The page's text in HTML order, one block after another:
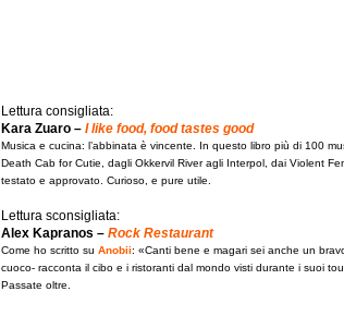
Lettura consigliata:
Kara Zuaro – I like food, food tastes good
Musica e cucina: l’abbinata è vincente. In questo libro più di 100
Death Cab for Cutie, dagli Okkervil River agli Interpol, dai Violent
testato e approvato. Curioso, e pure utile.
Lettura sconsigliata:
Alex Kapranos – Rock Restaurant
Come ho scritto su Anobii: «Canti bene e magari sei anche un
cuoco- racconta il cibo e i ristoranti dal mondo visti durante i suoi
Passate oltre.